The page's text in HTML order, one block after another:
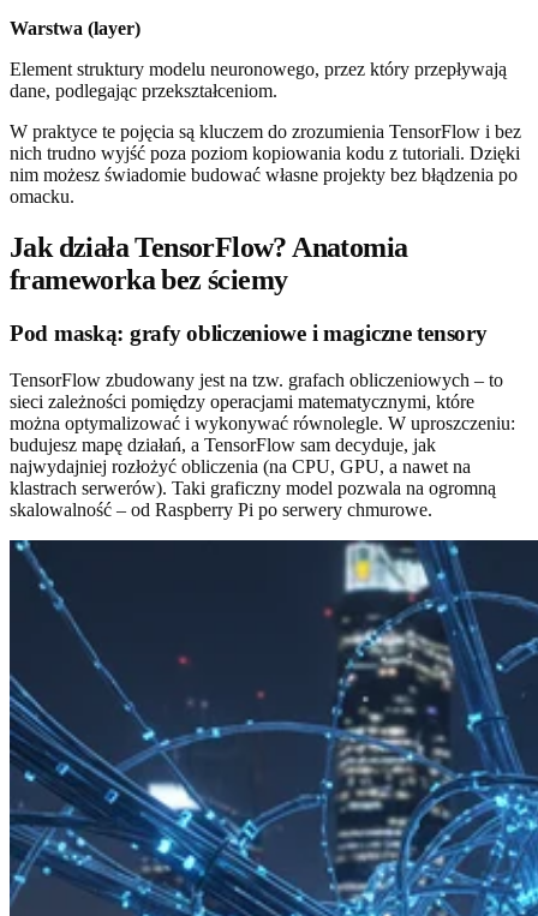
Warstwa (layer)
Element struktury modelu neuronowego, przez który przepływają
dane, podlegając przekształceniom.
W praktyce te pojęcia są kluczem do zrozumienia TensorFlow i bez
nich trudno wyjść poza poziom kopiowania kodu z tutoriali. Dzięki
nim możesz świadomie budować własne projekty bez błądzenia po
omacku.
Jak działa TensorFlow? Anatomia
frameworka bez ściemy
Pod maską: grafy obliczeniowe i magiczne tensory
TensorFlow zbudowany jest na tzw. grafach obliczeniowych – to
sieci zależności pomiędzy operacjami matematycznymi, które
można optymalizować i wykonywać równolegle. W uproszczeniu:
budujesz mapę działań, a TensorFlow sam decyduje, jak
najwydajniej rozłożyć obliczenia (na CPU, GPU, a nawet na
klastrach serwerów). Taki graficzny model pozwala na ogromną
skalowalność – od Raspberry Pi po serwery chmurowe.